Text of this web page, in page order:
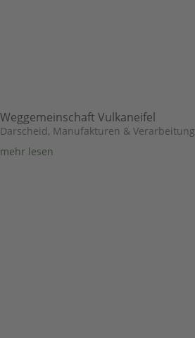
Weggemeinschaft Vulkaneifel
Darscheid, Manufakturen & Verarbeitung
mehr lesen